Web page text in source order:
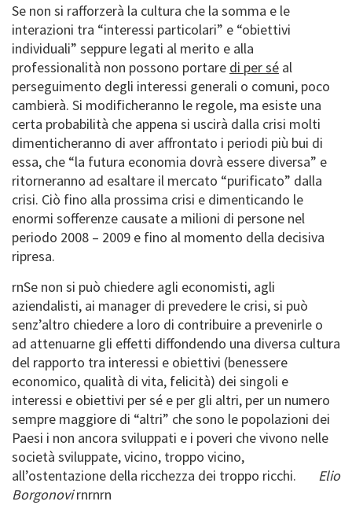
Se non si rafforzerà la cultura che la somma e le
interazioni tra “interessi particolari” e “obiettivi
individuali” seppure legati al merito e alla
professionalità non possono portare di per sé al
perseguimento degli interessi generali o comuni, poco
cambierà. Si modificheranno le regole, ma esiste una
certa probabilità che appena si uscirà dalla crisi molti
dimenticheranno di aver affrontato i periodi più bui di
essa, che “la futura economia dovrà essere diversa” e
ritorneranno ad esaltare il mercato “purificato” dalla
crisi. Ciò fino alla prossima crisi e dimenticando le
enormi sofferenze causate a milioni di persone nel
periodo 2008 – 2009 e fino al momento della decisiva
ripresa.
rnSe non si può chiedere agli economisti, agli
aziendalisti, ai manager di prevedere le crisi, si può
senz’altro chiedere a loro di contribuire a prevenirle o
ad attenuarne gli effetti diffondendo una diversa cultura
del rapporto tra interessi e obiettivi (benessere
economico, qualità di vita, felicità) dei singoli e
interessi e obiettivi per sé e per gli altri, per un numero
sempre maggiore di “altri” che sono le popolazioni dei
Paesi i non ancora sviluppati e i poveri che vivono nelle
società sviluppate, vicino, troppo vicino,
all’ostentazione della ricchezza dei troppo ricchi.
Elio
Borgonovirnrnrn